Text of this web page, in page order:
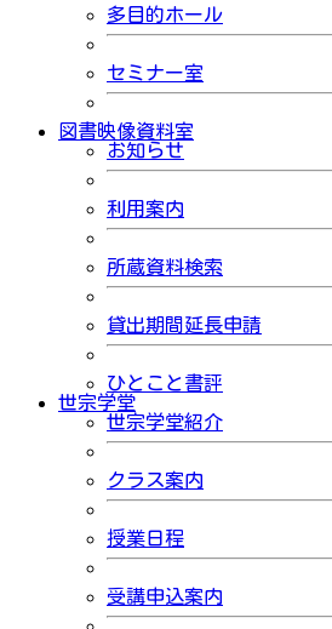
多目的ホール
セミナー室
図書映像資料室
お知らせ
利用案内
所蔵資料検索
貸出期間延長申請
ひとこと書評
世宗学堂
世宗学堂紹介
クラス案内
授業日程
受講申込案内